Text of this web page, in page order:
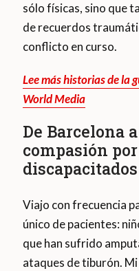
sólo físicas, sino que
de recuerdos
conflicto en curso.
Lee más historias de la
World Media
De Barcelona
compasión
discapacitados
Viajo con frecuencia
único de pacientes:
que han sufrido
ataques de tiburón.